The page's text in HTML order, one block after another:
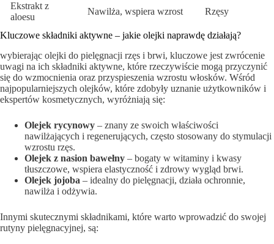
Ekstrakt z
aloesu
Nawilża, wspiera wzrost Rzęsy
Kluczowe składniki aktywne – ⁢jakie olejki naprawdę⁣ działają?
wybierając olejki do pielęgnacji rzęs i ⁤brwi, kluczowe jest zwrócenie
uwagi ‌na ich ​składniki aktywne, które rzeczywiście mogą przyczynić
się do⁣ wzmocnienia oraz przyspieszenia​ wzrostu włosków. Wśród
najpopularniejszych olejków, które‌ zdobyły uznanie użytkowników⁢ i
ekspertów kosmetycznych, wyróżniają się:
Olejek ⁢rycynowy – znany⁢ ze swoich właściwości
nawilżających i regenerujących, często stosowany do stymulacji
wzrostu rzęs.
Olejek z nasion bawełny – ‌bogaty w witaminy i kwasy
tłuszczowe, wspiera elastyczność i zdrowy wygląd brwi.
Olejek jojoba – idealny do⁤ pielęgnacji, ⁣działa ochronnie,⁤
nawilża i odżywia.
Innymi skutecznymi ⁣składnikami, które‍ warto wprowadzić do swojej
rutyny pielęgnacyjnej, są: